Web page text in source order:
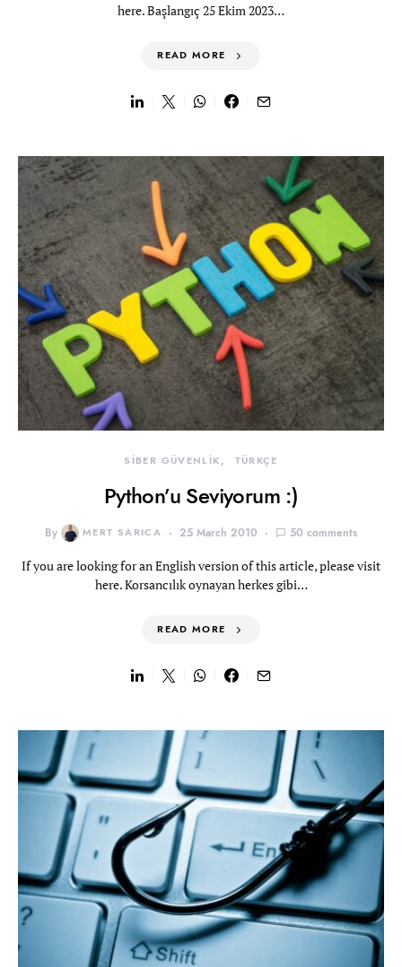
here. Başlangıç 25 Ekim 2023…
READ MORE
SİBER GÜVENLİK TÜRKÇE
Python’u Seviyorum :)
By MERT SARICA 25 March 2010 50 comments
If you are looking for an English version of this article, please visit
here. Korsancılık oynayan herkes gibi…
READ MORE